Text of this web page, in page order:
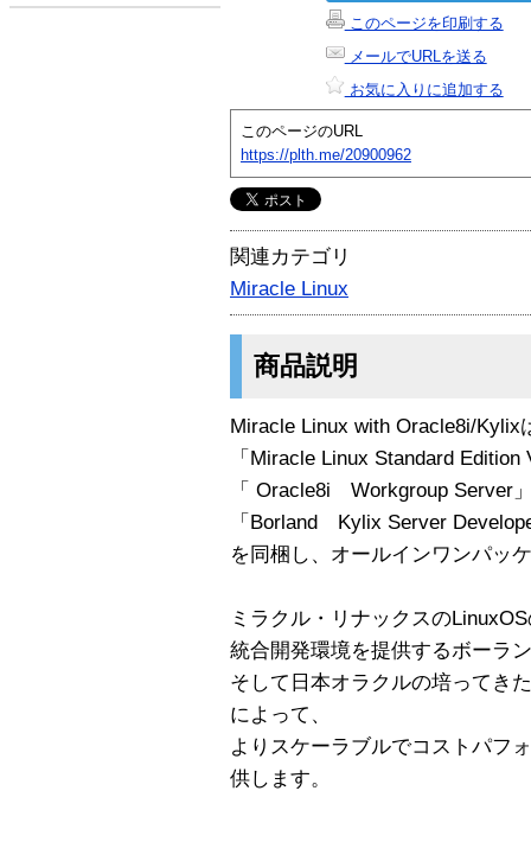
このページを印刷する
メールでURLを送る
お気に入りに追加する
このページのURL
https://plth.me/20900962
関連カテゴリ
Miracle Linux
商品説明
Miracle Linux with Oracle8i/Kylix
「Miracle Linux Standard Edition
「 Oracle8i Workgroup Server
「Borland Kylix Server
を同梱し、オールインワンパッ
ミラクル・リナックスの
統合開発環境を提供するボーラ
そして日本オラクルの培ってき
によって、
よりスケーラブルでコストパフ
供します。